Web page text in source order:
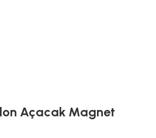
Açacak Magnet